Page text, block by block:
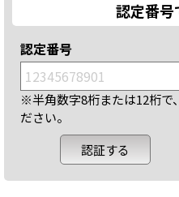
認定番号
認定番号
※半角数字8桁または12桁で
ださい。